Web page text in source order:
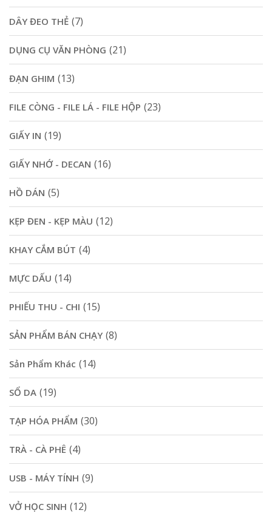
DÂY ĐEO THẺ (7)
DỤNG CỤ VĂN PHÒNG (21)
ĐẠN GHIM (13)
FILE CÒNG - FILE LÁ - FILE HỘP (23)
GIẤY IN (19)
GIẤY NHỚ - DECAN (16)
HỒ DÁN (5)
KẸP ĐEN - KẸP MÀU (12)
KHAY CẮM BÚT (4)
MỰC DẤU (14)
PHIẾU THU - CHI (15)
SẢN PHẨM BÁN CHẠY (8)
Sản Phẩm Khác (14)
SỔ DA (19)
TẠP HÓA PHẨM (30)
TRÀ - CÀ PHÊ (4)
USB - MÁY TÍNH (9)
VỞ HỌC SINH (12)